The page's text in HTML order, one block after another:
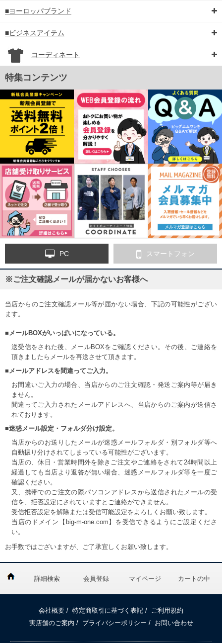
■ヨーロッパブランド
■ビジネスアイテム
コーディネート
特集コンテンツ
PC スマートフォン
※ご注文確認メールが届かないお客様へ
当店からのご注文確認メール等が届かない場合、下記の可能性がござい
ます。
■メールBOXがいっぱいになっている。
送受信をされた後、メールBOXをご確認ください。その後、ご連絡を
頂きましたらメールを再送させて頂きます。
■メールアドレスを間違ってご入力。
お間違いご入力の場合、当店からのご注文確認・発送ご案内等が届き
ません。
間違ってご入力されたメールアドレスへ、当店からのご案内が送信さ
れております。
■迷惑メール設定・フォルダ分け設定。
当店からのお送りしたメールが迷惑メールフォルダ・別フォルダ等へ
自動振り分けされてしまっている可能性がございます。
当店の、休日・営業時間外を除きご注文やご連絡をされて24時間以上
経過しても当店より返答が無い場合、迷惑メールフォルダ等を一度ご
確認ください。
又、携帯でのご注文の際パソコンアドレスから送信されたメールの受
信を、拒否設定にされていますとご連絡ができません。
受信拒否設定を解除または受信可能設定をよろしくお願い致します。
当店のドメイン【big-m-one.com】を受信できるようにご設定くださ
い。
お手数ではございますが、ご了承宜しくお願い致します。
詳細検索 会員登録 マイページ カートの中
会社概要 / 特定商取引に基づく表記 /
ご利用規約
実店舗のご案内 / プライバシーポリシー / お問い合わせ